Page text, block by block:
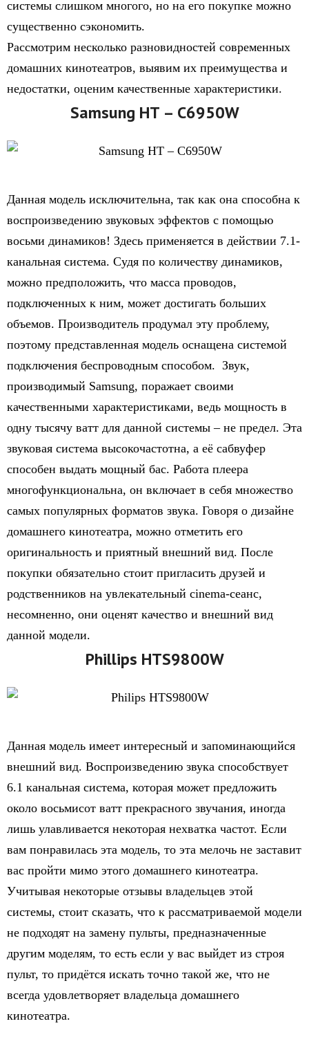
системы слишком многого, но на его покупке можно
существенно сэкономить.
Рассмотрим несколько разновидностей современных
домашних кинотеатров, выявим их преимущества и
недостатки, оценим качественные характеристики.
Samsung HT – C6950W
Данная модель исключительна, так как она способна к
воспроизведению звуковых эффектов с помощью
восьми динамиков! Здесь применяется в действии 7.1-
канальная система. Судя по количеству динамиков,
можно предположить, что масса проводов,
подключенных к ним, может достигать больших
объемов. Производитель продумал эту проблему,
поэтому представленная модель оснащена системой
подключения беспроводным способом. Звук,
производимый Samsung, поражает своими
качественными характеристиками, ведь мощность в
одну тысячу ватт для данной системы – не предел. Эта
звуковая система высокочастотна, а её сабвуфер
способен выдать мощный бас. Работа плеера
многофункциональна, он включает в себя множество
самых популярных форматов звука. Говоря о дизайне
домашнего кинотеатра, можно отметить его
оригинальность и приятный внешний вид. После
покупки обязательно стоит пригласить друзей и
родственников на увлекательный cinema-сеанс,
несомненно, они оценят качество и внешний вид
данной модели.
Phillips HTS9800W
Данная модель имеет интересный и запоминающийся
внешний вид. Воспроизведению звука способствует
6.1 канальная система, которая может предложить
около восьмисот ватт прекрасного звучания, иногда
лишь улавливается некоторая нехватка частот. Если
вам понравилась эта модель, то эта мелочь не заставит
вас пройти мимо этого домашнего кинотеатра.
Учитывая некоторые отзывы владельцев этой
системы, стоит сказать, что к рассматриваемой модели
не подходят на замену пульты, предназначенные
другим моделям, то есть если у вас выйдет из строя
пульт, то придётся искать точно такой же, что не
всегда удовлетворяет владельца домашнего
кинотеатра.